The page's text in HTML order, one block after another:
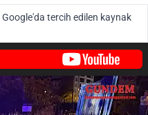
Google'da tercih edilen kaynak